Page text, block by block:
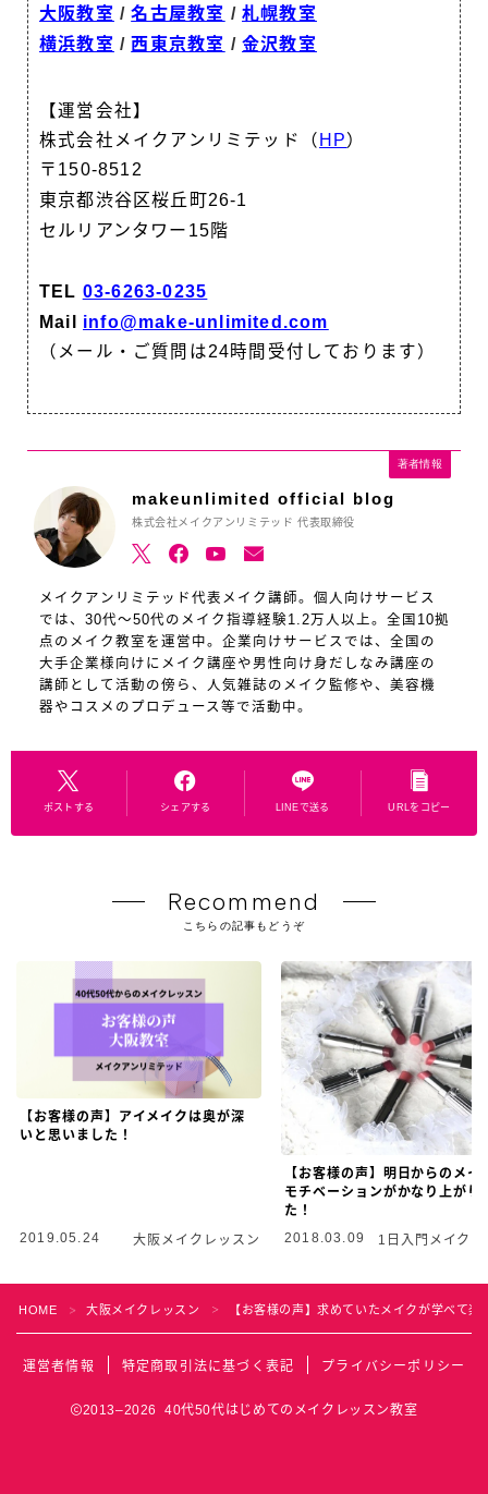
Follow Me
大阪教室 / 名古屋教室 / 札幌教室
横浜教室 /西東京教室 /金沢教室
【運営会社】
株式会社メイクアンリミテッド（ HP）
〒150-8512
東京都渋谷区桜丘町26-1
セルリアンタワー15階
TEL 03-6263-0235
Mail info@make-unlimited.com
（メール・ご質問は24時間受付しております）
著者情報
makeunlimited official blog
株式会社メイクアンリミテッド 代表取締役
メイクアンリミテッド代表メイク講師。個人向けサービス
では、30代～50代のメイク指導経験1.2万人以上。全国10拠
点のメイク教室を運営中。企業向けサービスでは、全国の
大手企業様向けにメイク講座や男性向け身だしなみ講座の
講師として活動の傍ら、人気雑誌のメイク監修や、美容機
器やコスメのプロデュース等で活動中。
ポストする シェアする LINEで送る URLをコピー
Recommend
こちらの記事もどうぞ
【お客様の声】アイメイクは奥が深
いと思いました！
2019.05.24 大阪メイクレッスン
【お客様の声】明日からのメイ
モチベーションがかなり上がり
た！
2018.03.09
1日入門メイクレ
HOME ＞ 大阪メイクレッスン ＞ 【お客様の声】求めていたメイクが学べて楽
運営者情報 特定商取引法に基づく表記 プライバシーポリシー
2013–2026 40代50代はじめてのメイクレッスン教室